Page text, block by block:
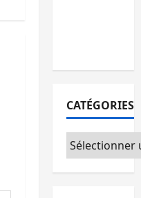
CATÉGORIES
Catégories